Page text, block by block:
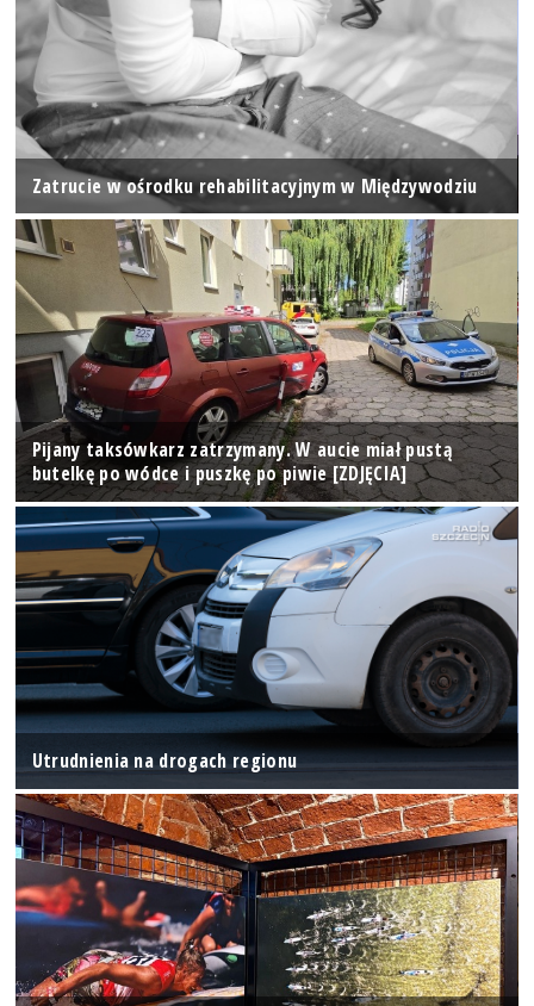
Zatrucie w ośrodku rehabilitacyjnym w Międzywodziu
Pijany taksówkarz zatrzymany. W aucie miał pustą
butelkę po wódce i puszkę po piwie [ZDJĘCIA]
Utrudnienia na drogach regionu